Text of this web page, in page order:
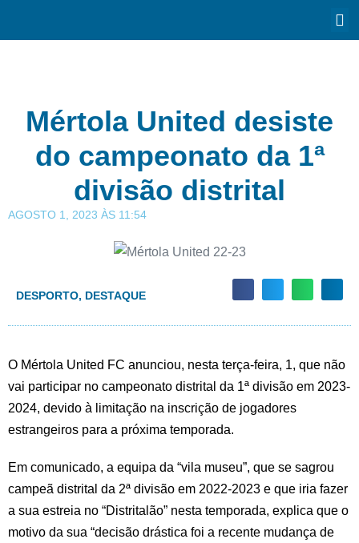
Mértola United desiste
do campeonato da 1ª
divisão distrital
AGOSTO 1, 2023 ÀS 11:54
DESPORTO, DESTAQUE
O Mértola United FC anunciou, nesta terça-feira, 1, que não
vai participar no campeonato distrital da 1ª divisão em 2023-
2024, devido à limitação na inscrição de jogadores
estrangeiros para a próxima temporada.
Em comunicado, a equipa da “vila museu”, que se sagrou
campeã distrital da 2ª divisão em 2022-2023 e que iria fazer
a sua estreia no “Distritalão” nesta temporada, explica que o
motivo da sua “decisão drástica foi a recente mudança de